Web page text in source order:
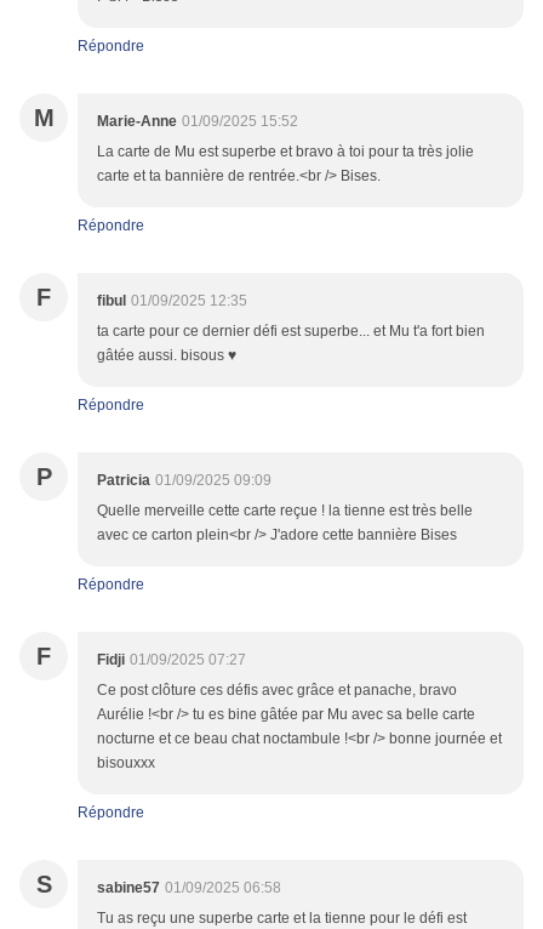
Répondre
M Marie-Anne 01/09/2025 15:52
La carte de Mu est superbe et bravo à toi pour ta très jolie
carte et ta bannière de rentrée.<br /> Bises.
Répondre
F fibul 01/09/2025 12:35
ta carte pour ce dernier défi est superbe... et Mu t'a fort bien
gâtée aussi. bisous ♥
Répondre
P Patricia 01/09/2025 09:09
Quelle merveille cette carte reçue ! la tienne est très belle
avec ce carton plein<br /> J'adore cette bannière Bises
Répondre
F Fidji 01/09/2025 07:27
Ce post clôture ces défis avec grâce et panache, bravo
Aurélie !<br /> tu es bine gâtée par Mu avec sa belle carte
nocturne et ce beau chat noctambule !<br /> bonne journée et
bisouxxx
Répondre
S sabine57 01/09/2025 06:58
Tu as reçu une superbe carte et la tienne pour le défi est